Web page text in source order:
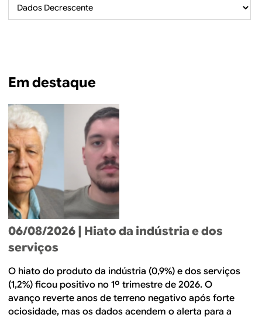
e
s
c
a
Em destaque
06/08/2026 | Hiato da indústria e dos
serviços
O hiato do produto da indústria (0,9%) e dos serviços
(1,2%) ficou positivo no 1º trimestre de 2026. O
avanço reverte anos de terreno negativo após forte
ociosidade, mas os dados acendem o alerta para a